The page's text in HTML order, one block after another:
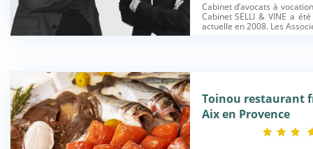
Cabinet d’avocats à
Cabinet SELLI & VINE a
actuelle en 2008. Les
Toinou restaurant
Aix en Provence